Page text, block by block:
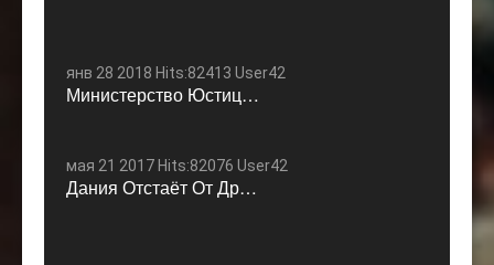
янв 28 2018 Hits:82413 User42
Министерство Юстиц…
мая 21 2017 Hits:82076 User42
Дания Отстаёт От Др…